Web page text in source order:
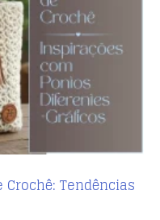
Tendências